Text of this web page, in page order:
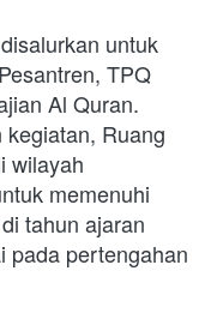
untuk
TPQ
Al Quran.
Ruang
wilayah
memenuhi
tahun ajaran
pada pertengahan